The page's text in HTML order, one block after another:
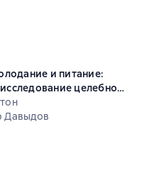
0 на основе 0 оценок
и питание:
целебной
новая теория
силой человека
Давыдов
0 на основе 0 оценок